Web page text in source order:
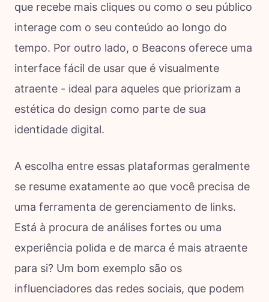
que recebe mais cliques ou como o seu público
interage com o seu conteúdo ao longo do
tempo. Por outro lado, o Beacons oferece uma
interface fácil de usar que é visualmente
atraente - ideal para aqueles que priorizam a
estética do design como parte de sua
identidade digital.
A escolha entre essas plataformas geralmente
se resume exatamente ao que você precisa de
uma ferramenta de gerenciamento de links.
Está à procura de análises fortes ou uma
experiência polida e de marca é mais atraente
para si? Um bom exemplo são os
influenciadores das redes sociais, que podem